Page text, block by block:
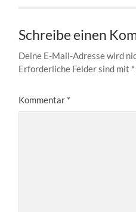
Schreibe einen
Deine E-Mail-Adresse wird
Erforderliche Felder sind mit *
Kommentar *